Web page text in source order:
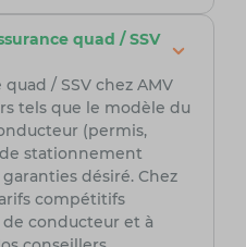
quad / SSV
/ SSV chez AMV
tels que le modèle du
(permis,
stationnement
désiré. Chez
compétitifs
conducteur et à